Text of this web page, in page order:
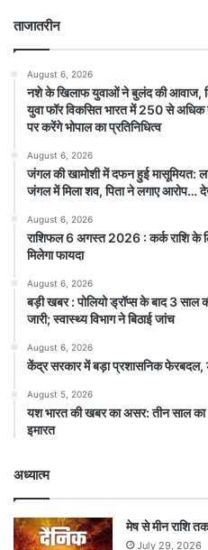
ताजातरीन
August 6, 2026
नशे के खिलाफ युवाओं ने बुलंद की आवाज,
युवा फॉर विकसित भारत में 250 से अधिक
पर करेंगे भोपाल का प्रतिनिधित्व
August 6, 2026
जंगल की खामोशी में दफन हुई मासूमियत:
जंगल में मिला शव, पिता ने लगाए आरोप…
August 6, 2026
राशिफल 6 अगस्त 2026 : कर्क राशि के
मिलेगा फायदा
August 6, 2026
बड़ी खबर : पोलियो ड्रॉप्स के बाद 3
जारी; स्वास्थ्य विभाग ने बिठाई जांच
August 6, 2026
केंद्र सरकार में बड़ा प्रशासनिक फेरबदल,
August 5, 2026
यश भारत की खबर का असर: तीन साल का
इमारत
अध्यात्म
मेष से मीन राशि
July 29, 2026